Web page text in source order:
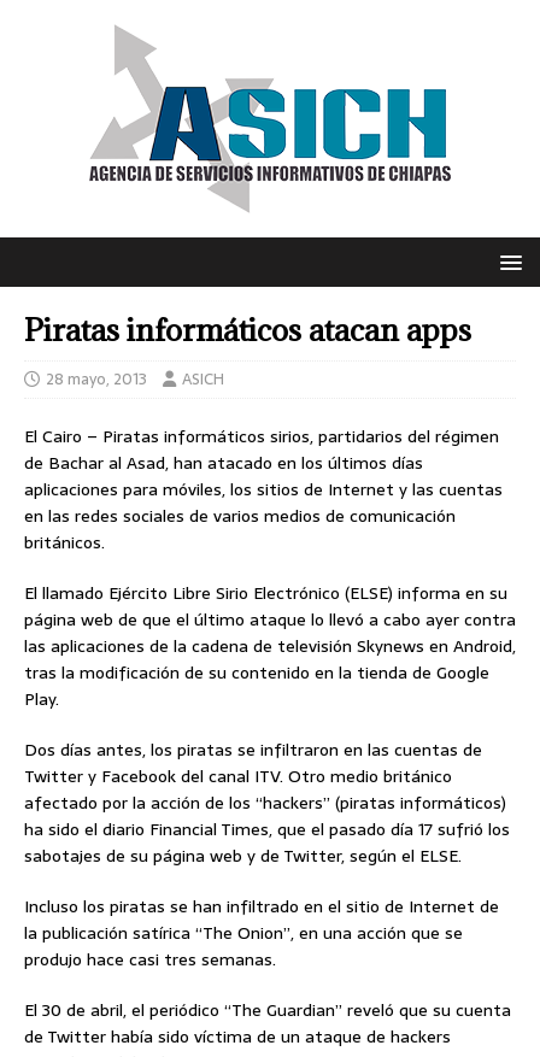
Piratas informáticos atacan apps
28 mayo, 2013 ASICH
El Cairo – Piratas informáticos sirios, partidarios del régimen
de Bachar al Asad, han atacado en los últimos días
aplicaciones para móviles, los sitios de Internet y las cuentas
en las redes sociales de varios medios de comunicación
británicos.
El llamado Ejército Libre Sirio Electrónico (ELSE) informa en su
página web de que el último ataque lo llevó a cabo ayer contra
las aplicaciones de la cadena de televisión Skynews en Android,
tras la modificación de su contenido en la tienda de Google
Play.
Dos días antes, los piratas se infiltraron en las cuentas de
Twitter y Facebook del canal ITV. Otro medio británico
afectado por la acción de los “hackers” (piratas informáticos)
ha sido el diario Financial Times, que el pasado día 17 sufrió los
sabotajes de su página web y de Twitter, según el ELSE.
Incluso los piratas se han infiltrado en el sitio de Internet de
la publicación satírica “The Onion”, en una acción que se
produjo hace casi tres semanas.
El 30 de abril, el periódico “The Guardian” reveló que su cuenta
de Twitter había sido víctima de un ataque de hackers